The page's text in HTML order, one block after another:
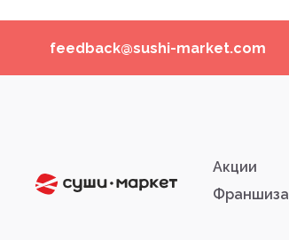
feedback@sushi-market.com
Акции
Франшиза